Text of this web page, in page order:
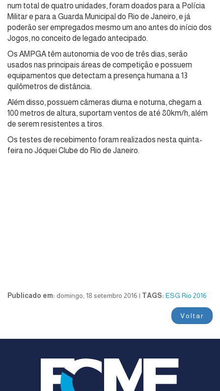
num total de quatro unidades, foram doados para a Polícia
Militar e para a Guarda Municipal do Rio de Janeiro, e já
poderão ser empregados mesmo um ano antes do início dos
Jogos, no conceito de legado antecipado.
Os AMPGA têm autonomia de voo de três dias, serão
usados nas principais áreas de competição e possuem
equipamentos que detectam a presença humana a 13
quilômetros de distância.
Além disso, possuem câmeras diurna e noturna, chegam a
100 metros de altura, suportam ventos de até 80km/h, além
de serem resistentes a tiros.
Os testes de recebimento foram realizados nesta quinta-
feira no Jóquei Clube do Rio de Janeiro.
Publicado em: domingo, 18 setembro 2016 | TAGS: ESG Rio 2016
Voltar